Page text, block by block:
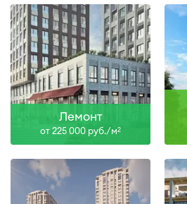
Лемонт
от 225 000 руб./м2